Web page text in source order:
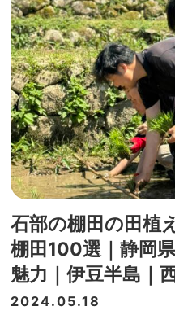
石部の棚田の田植
棚田100選｜静岡
魅力｜伊豆半島｜
2024.05.18